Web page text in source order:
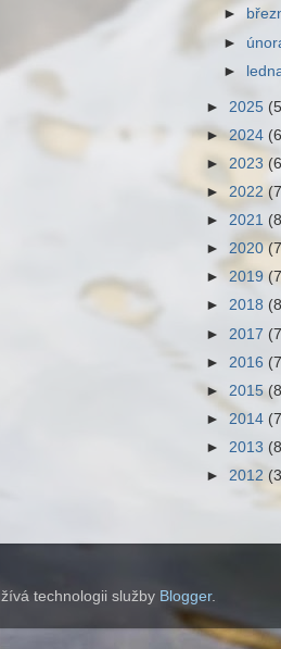
►
►
►
► 2025
►2024
► 2023
► 2022
► 2021
► 2020
► 2019
► 2018
► 2017
► 2016
► 2015
► 2014
► 2013
► 2012
technologii služby Blogger.